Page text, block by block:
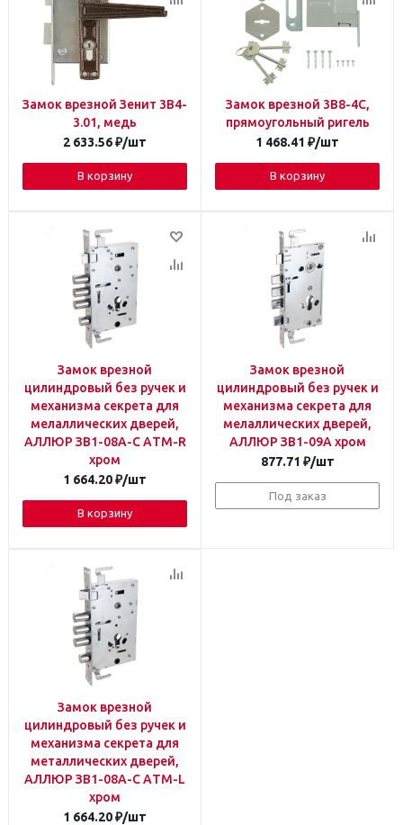
Замок врезной Зенит 3В4-
3.01, медь
2 633.56₽/шт
В корзину
Замок врезной 3В8-4С,
прямоугольный ригель
1 468.41 ₽/шт
В корзину
Замок врезной
цилиндровый без ручек и
механизма секрета для
мелаллических дверей,
АЛЛЮР ЗВ1-08А-C AТМ-R
хром
1 664.20₽/шт
В корзину
Замок врезной
цилиндровый без ручек и
механизма секрета для
мелаллических дверей,
АЛЛЮР ЗВ1-09А хром
877.71 ₽/шт
Под заказ
Замок врезной
цилиндровый без ручек и
механизма секрета для
металлических дверей,
АЛЛЮР ЗВ1-08А-C AТМ-L
хром
1 664.20₽/шт